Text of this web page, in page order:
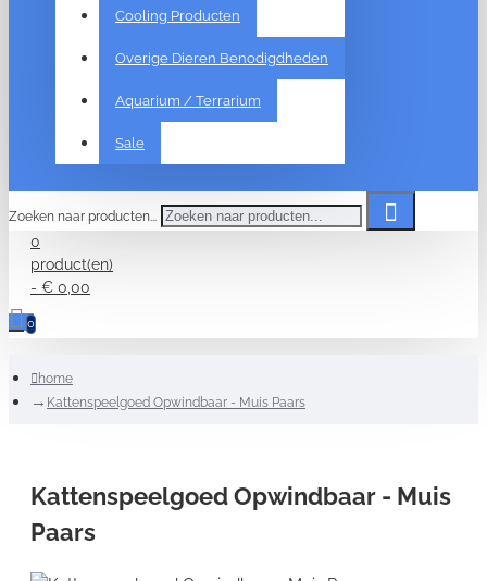
Cooling Producten
Overige Dieren Benodigdheden
Aquarium / Terrarium
Sale
Zoeken naar producten...
0
product(en)
- € 0,00
0
home
Kattenspeelgoed Opwindbaar - Muis Paars
Kattenspeelgoed Opwindbaar - Muis
Paars